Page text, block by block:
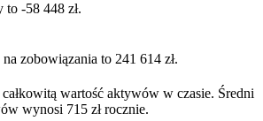
to -58 448 zł.
zobowiązania to 241 614 zł.
całkowitą wartość aktywów w czasie. Średni
wynosi 715 zł rocznie.